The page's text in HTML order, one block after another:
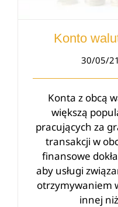
Konto
30/05/21
Konta z obcą
większą
pracujących za
transakcji w
finansowe
aby usługi
otrzymywaniem
innej